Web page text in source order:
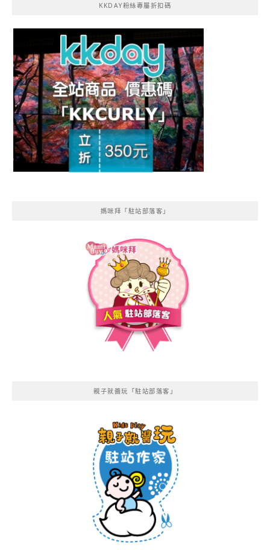
KKDAY粉絲專屬折扣碼
媽咪拜「駐站部落客」
親子就醬玩「駐站部落客」